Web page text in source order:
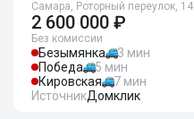
Самара, Роторный переулок, 14
2 600 000 ₽
Без комиссии
Безымянка
3 мин
Победа
5 мин
Кировская
7 мин
ИсточникДомклик